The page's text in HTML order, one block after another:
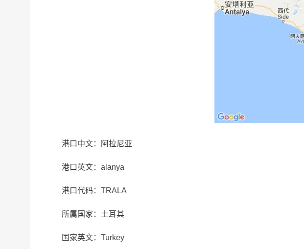
港口中文：阿拉尼亚
港口英文：alanya
港口代码：TRALA
所属国家：土耳其
国家英文：Turkey